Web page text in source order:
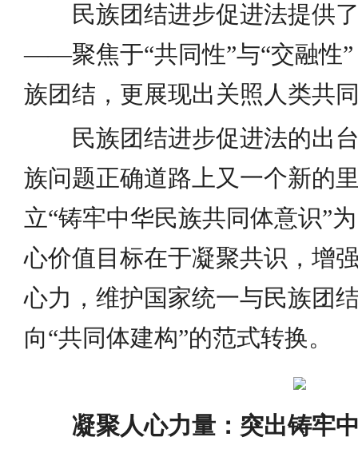
民族团结进步促进法提供
——聚焦于“共同性”与“交融性
族团结，更展现出关照人类共
民族团结进步促进法的出
族问题正确道路上又一个新的
立“铸牢中华民族共同体意识”
心价值目标在于凝聚共识，增
心力，维护国家统一与民族团
向“共同体建构”的范式转换。
凝聚人心力量：突出铸牢